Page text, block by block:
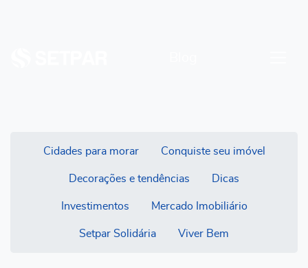
Cidades para morar Conquiste seu imóvel
Decorações e tendências Dicas
Investimentos Mercado Imobiliário
Setpar Solidária Viver Bem